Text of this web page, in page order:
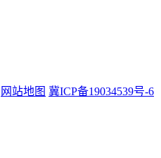
网站地图 冀ICP备19034539号-6